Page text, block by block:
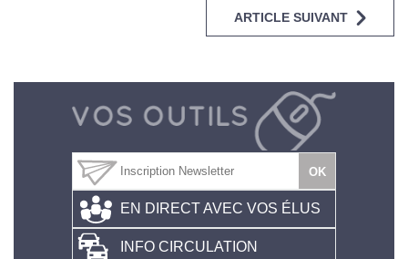
ARTICLE SUIVANT
EN DIRECT AVEC VOS ÉLUS
INFO CIRCULATION